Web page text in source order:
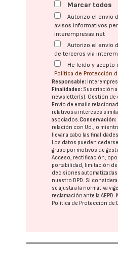
Marcar todos
Autorizo el envío
avisos informativos
interempresas.net
Autorizo el envío
de terceros vía
He leído y acepto
Política de Protección
Responsable:
Finalidades: Suscripción
newsletter(s). Gestión de
Envío de emails
relativos a intereses
asociados.Conservación:
relación con Ud., o
llevar a cabo las
Los datos pueden
grupo por motivos de
Acceso, rectificación,
portabilidad, limitación
decisiones automatizadas:
nuestro DPD. Si
se ajusta a la normativa
reclamación ante laAEPD.
Política de Protección de